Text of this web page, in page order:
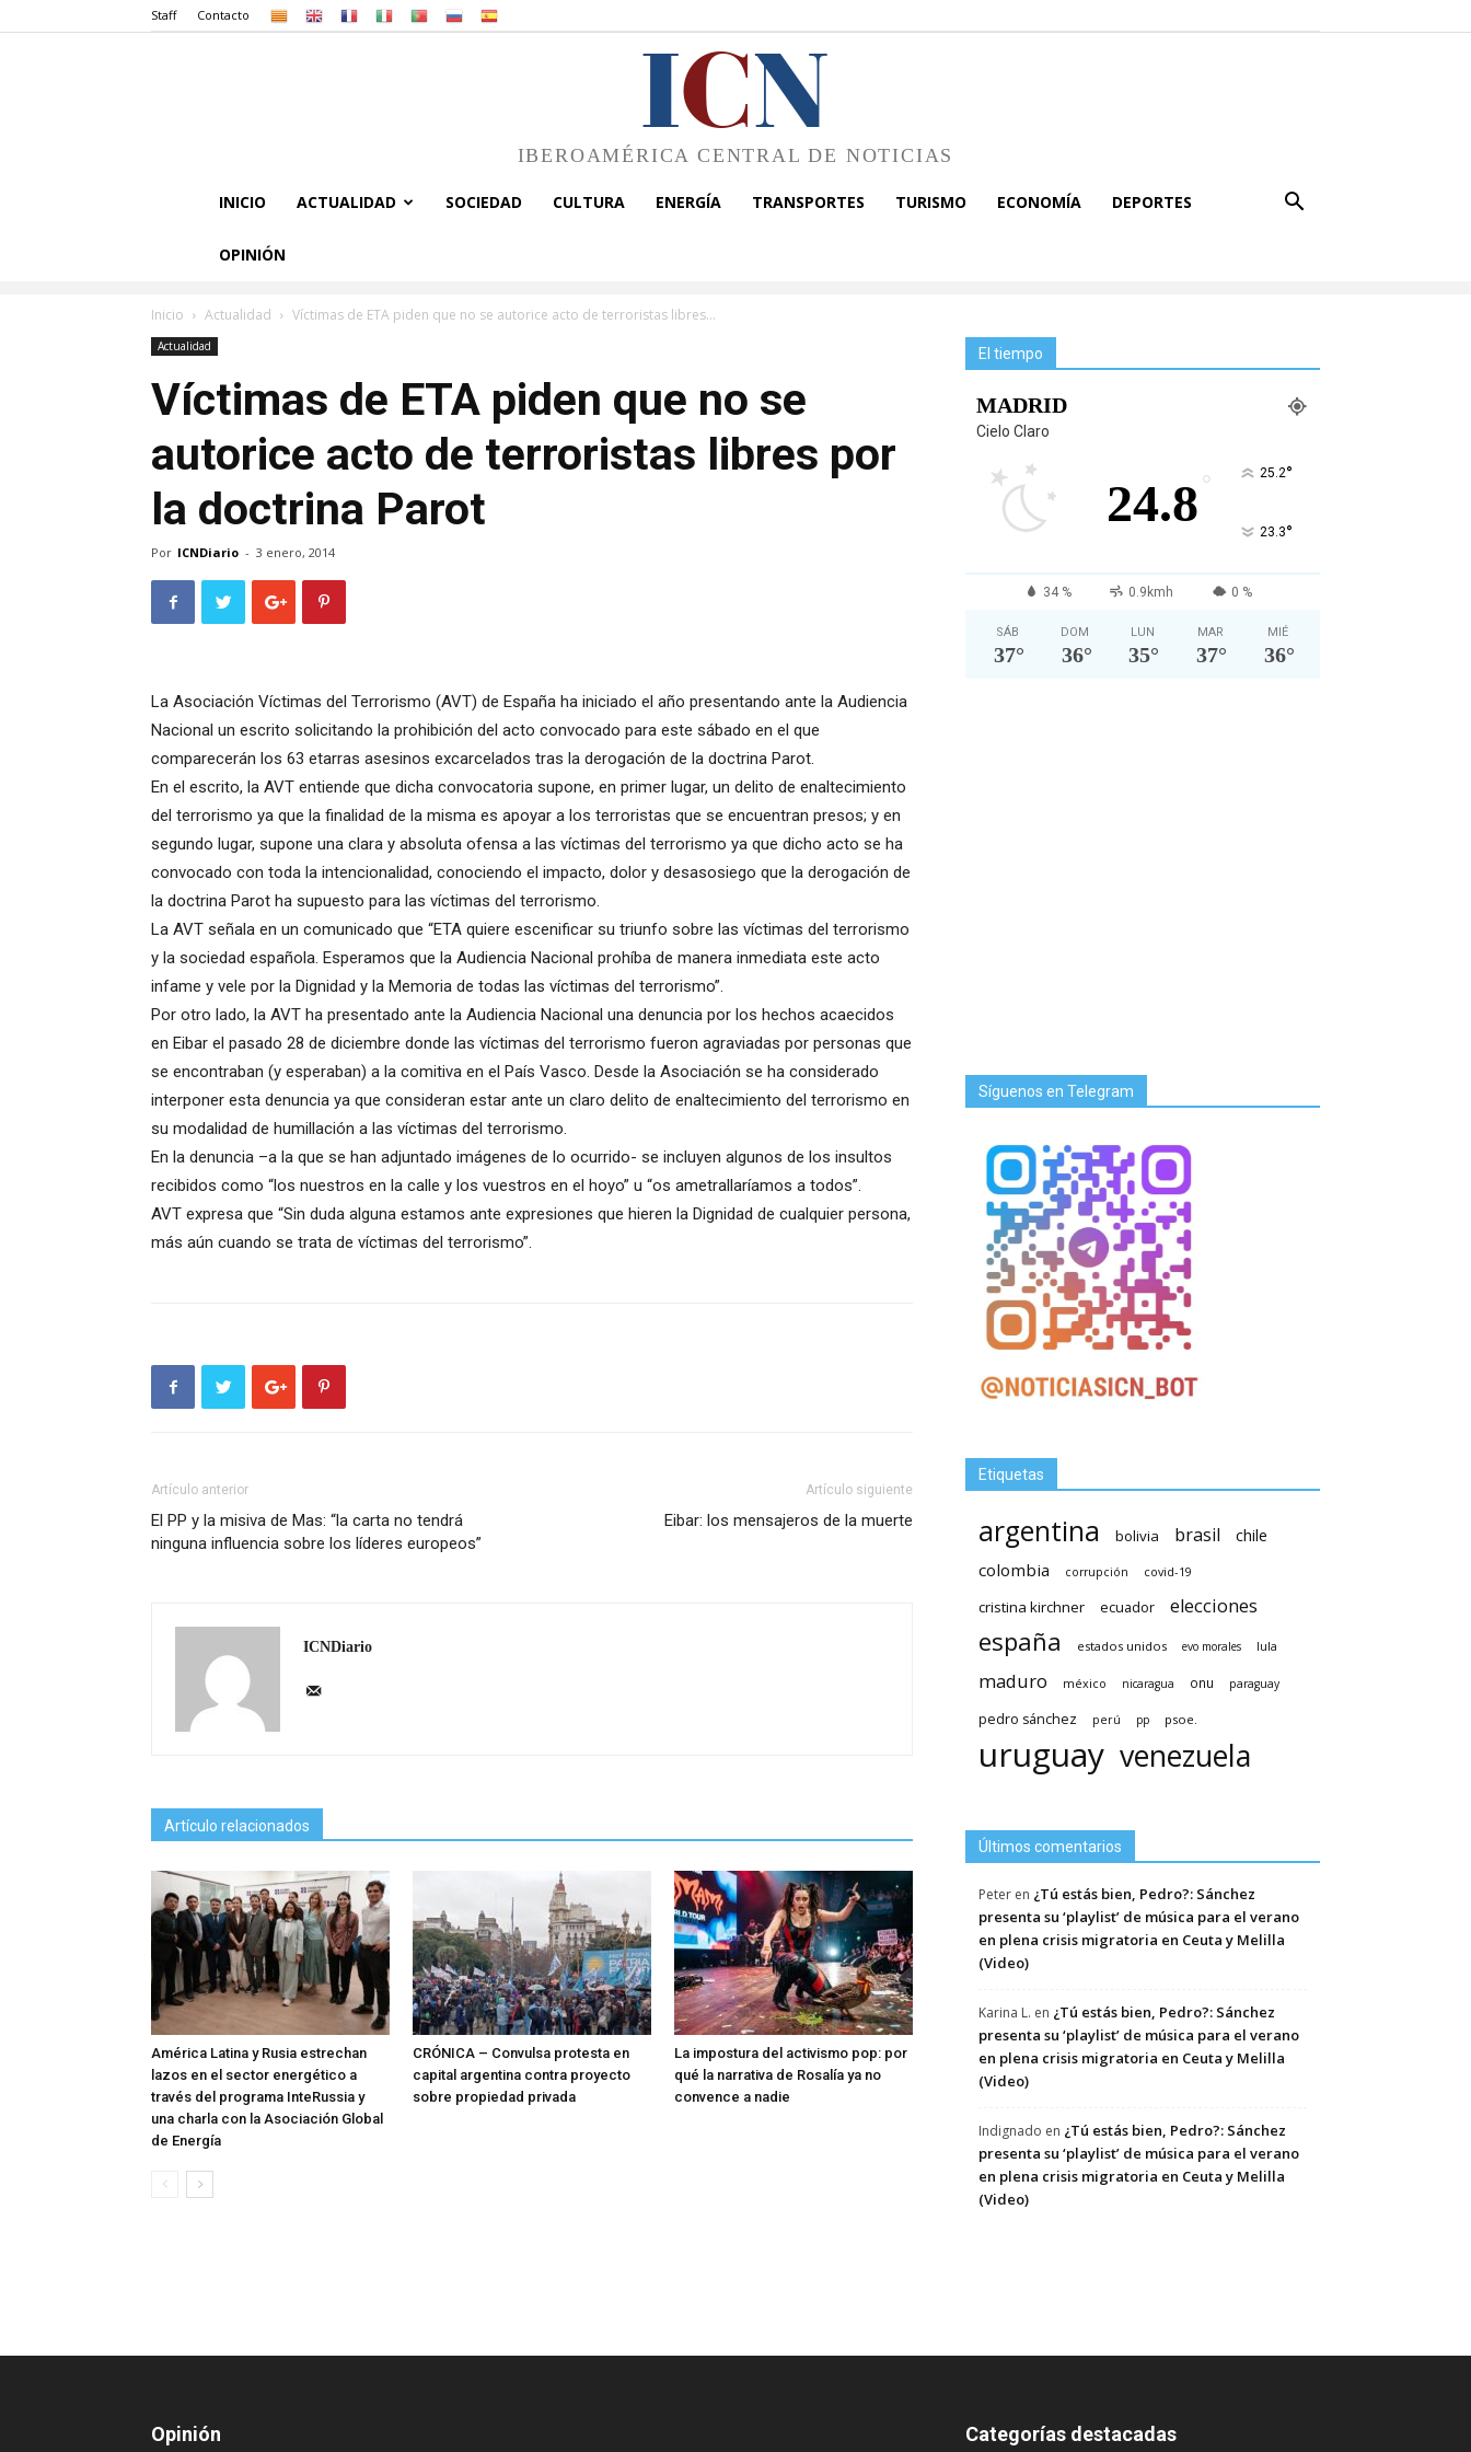
Staff Contacto
ICN
IBEROAMÉRICA CENTRAL DE NOTICIAS
INICIO ACTUALIDAD SOCIEDAD CULTURA ENERGÍA TRANSPORTES TURISMO ECONOMÍA DEPORTES
OPINIÓN
Inicio Actualidad Víctimas de ETA piden que no se autorice acto de terroristas libres...
Actualidad
Víctimas de ETA piden que no se
autorice acto de terroristas libres por
la doctrina Parot
Por ICNDiario - 3 enero, 2014
La Asociación Víctimas del Terrorismo (AVT) de España ha iniciado el año presentando ante la Audiencia
Nacional un escrito solicitando la prohibición del acto convocado para este sábado en el que
comparecerán los 63 etarras asesinos excarcelados tras la derogación de la doctrina Parot.
En el escrito, la AVT entiende que dicha convocatoria supone, en primer lugar, un delito de enaltecimiento
del terrorismo ya que la finalidad de la misma es apoyar a los terroristas que se encuentran presos; y en
segundo lugar, supone una clara y absoluta ofensa a las víctimas del terrorismo ya que dicho acto se ha
convocado con toda la intencionalidad, conociendo el impacto, dolor y desasosiego que la derogación de
la doctrina Parot ha supuesto para las víctimas del terrorismo.
La AVT señala en un comunicado que “ETA quiere escenificar su triunfo sobre las víctimas del terrorismo
y la sociedad española. Esperamos que la Audiencia Nacional prohíba de manera inmediata este acto
infame y vele por la Dignidad y la Memoria de todas las víctimas del terrorismo”.
Por otro lado, la AVT ha presentado ante la Audiencia Nacional una denuncia por los hechos acaecidos
en Eibar el pasado 28 de diciembre donde las víctimas del terrorismo fueron agraviadas por personas que
se encontraban (y esperaban) a la comitiva en el País Vasco. Desde la Asociación se ha considerado
interponer esta denuncia ya que consideran estar ante un claro delito de enaltecimiento del terrorismo en
su modalidad de humillación a las víctimas del terrorismo.
En la denuncia –a la que se han adjuntado imágenes de lo ocurrido- se incluyen algunos de los insultos
recibidos como “los nuestros en la calle y los vuestros en el hoyo” u “os ametrallaríamos a todos”.
AVT expresa que “Sin duda alguna estamos ante expresiones que hieren la Dignidad de cualquier persona,
más aún cuando se trata de víctimas del terrorismo”.
Artículo anterior
El PP y la misiva de Mas: “la carta no tendrá
ninguna influencia sobre los líderes europeos”
Artículo siguiente
Eibar: los mensajeros de la muerte
ICNDiario
Artículo relacionados
América Latina y Rusia estrechan
lazos en el sector energético a
través del programa InteRussia y
una charla con la Asociación Global
de Energía
CRÓNICA – Convulsa protesta en
capital argentina contra proyecto
sobre propiedad privada
La impostura del activismo pop: por
qué la narrativa de Rosalía ya no
convence a nadie
El tiempo
MADRID
Cielo Claro
24.8 ° 25.2°
23.3°
34 % 0.9kmh 0 %
SÁB
37°
DOM
36°
LUN
35°
MAR
37°
MIÉ
36°
Síguenos en Telegram
Etiquetas
argentina bolivia brasil
chile
colombia
corrupción covid-19
cristina kirchner ecuador elecciones
españa estados unidos evo morales lula
maduro méxico nicaragua onu paraguay
pedro sánchez perú pp psoe.
uruguay venezuela
Últimos comentarios
Peter en ¿Tú estás bien, Pedro?: Sánchez
presenta su ‘playlist’ de música para el verano
en plena crisis migratoria en Ceuta y Melilla
(Video)
Karina L. en ¿Tú estás bien, Pedro?: Sánchez
presenta su ‘playlist’ de música para el verano
en plena crisis migratoria en Ceuta y Melilla
(Video)
Indignado en ¿Tú estás bien, Pedro?: Sánchez
presenta su ‘playlist’ de música para el verano
en plena crisis migratoria en Ceuta y Melilla
(Video)
Opinión Categorías destacadas